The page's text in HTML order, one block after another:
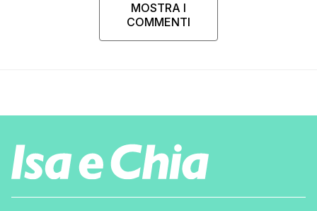
MOSTRA I
COMMENTI